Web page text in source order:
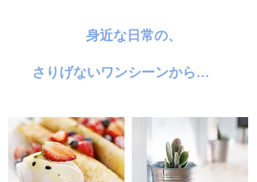
身近な日常の、
さりげないワンシーンから…